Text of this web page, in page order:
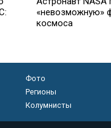
«невозможную»
космоса
Фото
Регионы
Колумнисты